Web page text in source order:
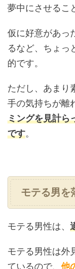
夢中にさせるこ
仮に好意があっ
るなど、ちょっ
的です。
ただし、あまり
手の気持ちが離
ミングを見計ら
です。
モテる男を
モテる男性は、
モテる男性は外
ているので、 他